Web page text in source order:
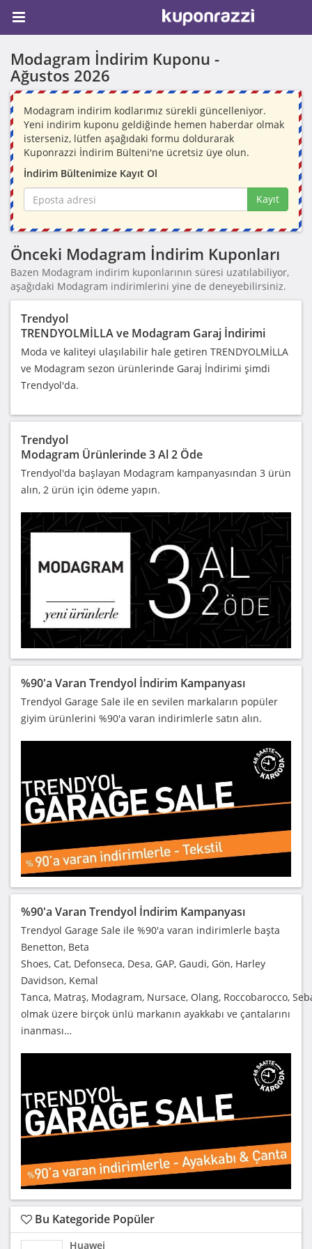
Modagram İndirim Kuponu -
Ağustos 2026
Modagram indirim kodlarımız sürekli güncelleniyor.
Yeni indirim kuponu geldiğinde hemen haberdar olmak
isterseniz, lütfen aşağıdaki formu doldurarak
Kuponrazzi İndirim Bülteni'ne ücretsiz üye olun.
İndirim Bültenimize Kayıt Ol
Kayıt
Önceki Modagram İndirim Kuponları
Bazen Modagram indirim kuponlarının süresi uzatılabiliyor,
aşağıdaki Modagram indirimlerini yine de deneyebilirsiniz.
Trendyol
TRENDYOLMİLLA ve Modagram Garaj İndirimi
Moda ve kaliteyi ulaşılabilir hale getiren TRENDYOLMİLLA
ve Modagram sezon ürünlerinde Garaj İndirimi şimdi
Trendyol'da.
Trendyol
Modagram Ürünlerinde 3 Al 2 Öde
Trendyol'da başlayan Modagram kampanyasından 3 ürün
alın, 2 ürün için ödeme yapın.
%90'a Varan Trendyol İndirim Kampanyası
Trendyol Garage Sale ile en sevilen markaların popüler
giyim ürünlerini %90'a varan indirimlerle satın alın.
%90'a Varan Trendyol İndirim Kampanyası
Trendyol Garage Sale ile %90'a varan indirimlerle başta
Benetton, Beta
Shoes, Cat, Defonseca, Desa, GAP, Gaudi, Gön, Harley
Davidson, Kemal
Tanca, Matraş, Modagram, Nursace, Olang, Roccobarocco,
olmak üzere birçok ünlü markanın ayakkabı ve çantalarını
inanması…
Bu Kategoride Popüler
Huawei